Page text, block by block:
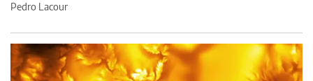
Pedro Lacour